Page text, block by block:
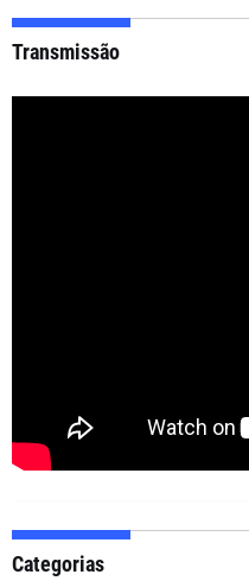
Transmissão
Categorias